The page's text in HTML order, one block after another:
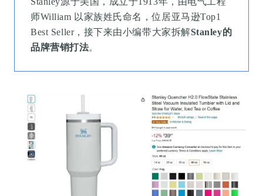
师William 以家族姓氏命名，位居亚马逊Top1
Best Seller，接下来由小编带大家拆解Stanley的
品牌营销打法。